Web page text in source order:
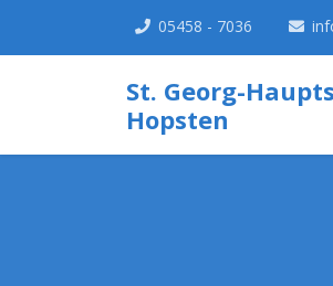
05458 - 7036
St. Georg-
Hopsten